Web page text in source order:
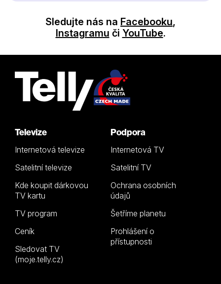
Sledujte nás na Facebooku,
Instagramu či YouTube.
Televize
Internetová televize
Satelitní televize
Kde koupit dárkovou
TV kartu
TV program
Ceník
Sledovat TV
(moje.telly.cz)
Podpora
Internetová TV
Satelitní TV
Ochrana osobních
údajů
Šetříme planetu
Prohlášení o
přístupnosti